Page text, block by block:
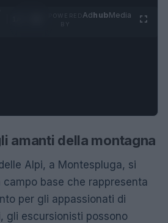
AdhubMedia
amanti della montagna
Alpi, a Montespluga, si
base che rappresenta
per gli appassionati di
gli escursionisti possono